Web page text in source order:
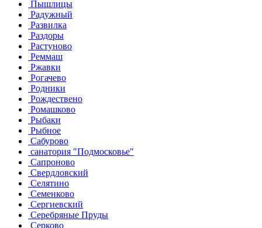
Пышлицы
Радужный
Развилка
Раздоры
Растуново
Реммаш
Ржавки
Рогачево
Родники
Рождествено
Ромашково
Рыбаки
Рыбное
Сабурово
санатория "Подмосковье"
Сапроново
Свердловский
Селятино
Семенково
Сергиевский
Серебряные Пруды
Серково